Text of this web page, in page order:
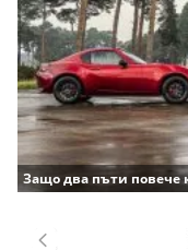
Защо два пъти повече